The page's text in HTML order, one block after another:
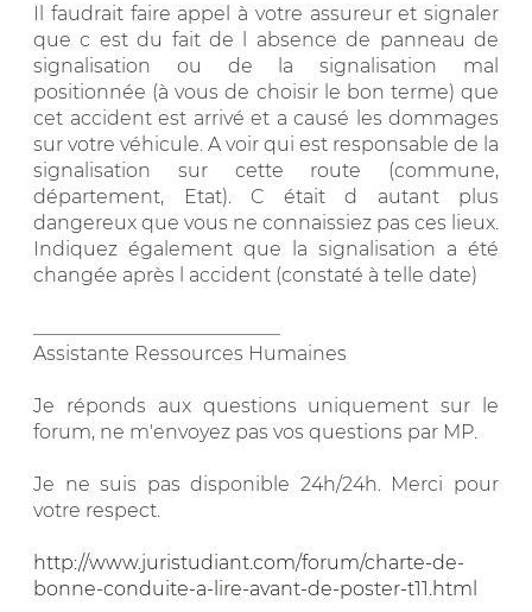
Il faudrait faire appel à votre assureur et signaler
que c est du fait de l absence de panneau de
signalisation ou de la signalisation mal
positionnée (à vous de choisir le bon terme) que
cet accident est arrivé et a causé les dommages
sur votre véhicule. A voir qui est responsable de la
signalisation sur cette route (commune,
département, Etat). C était d autant plus
dangereux que vous ne connaissiez pas ces lieux.
Indiquez également que la signalisation a été
changée après l accident (constaté à telle date)
Assistante Ressources Humaines
Je réponds aux questions uniquement sur le
forum, ne m'envoyez pas vos questions par MP.
Je ne suis pas disponible 24h/24h. Merci pour
votre respect.
http://www.juristudiant.com/forum/charte-de-
bonne-conduite-a-lire-avant-de-poster-t11.html